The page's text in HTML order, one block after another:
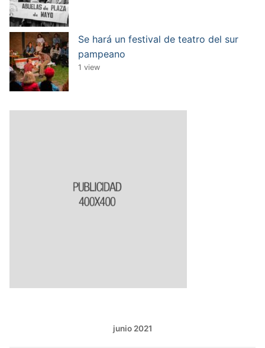
Se hará un festival de teatro del sur
pampeano
1 view
junio 2021